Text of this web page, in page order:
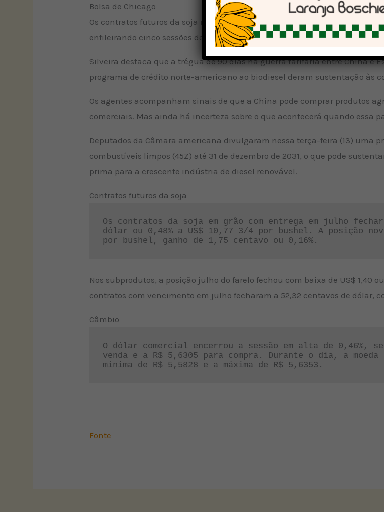
Bolsa de Chicago
Os contratos futuros da soja negociados na Bolsa de Mercadorias de
enfileirando cinco sessões de perdas consecutivas.
Silveira destaca que a trégua de 90 dias na guerra tarifária entre China e
programa de crédito norte-americano ao biodiesel deram sustentação às
Os agentes acompanham sinais de que a China pode comprar produtos
comerciais. Mas ainda há incerteza sobre o que acontecerá quando essa
Deputados da Câmara americana divulgaram nessa terça-feira (13) uma
combustíveis limpos (45Z) até 31 de dezembro de 2031, o que pode
prima para a crescente indústria de diesel renovável.
Contratos futuros da soja
Os contratos da soja em grão com entrega em julho
dólar ou 0,48% a US$ 10,77 3/4 por bushel. A posição
por bushel, ganho de 1,75 centavo ou 0,16%.
Nos subprodutos, a posição julho do farelo fechou com baixa de US$ 1,40
contratos com vencimento em julho fecharam a 52,32 centavos de dólar,
Câmbio
O dólar comercial encerrou a sessão em alta de 0,46%,
venda e a R$ 5,6305 para compra. Durante o dia, a
mínima de R$ 5,5828 e a máxima de R$ 5,6353.
Fonte